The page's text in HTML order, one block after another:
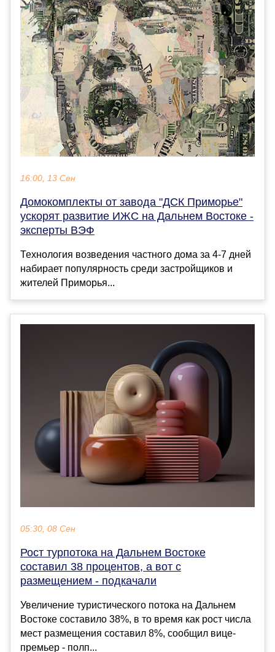
16:00, 13 Сен
Домокомплекты от завода "ДСК Приморье"
ускорят развитие ИЖС на Дальнем Востоке -
эксперты ВЭФ
Технология возведения частного дома за 4-7 дней
набирает популярность среди застройщиков и
жителей Приморья...
05:30, 08 Сен
Рост турпотока на Дальнем Востоке
составил 38 процентов, а вот с
размещением - подкачали
Увеличение туристического потока на Дальнем
Востоке составило 38%, в то время как рост числа
мест размещения составил 8%, сообщил вице-
премьер - полп...